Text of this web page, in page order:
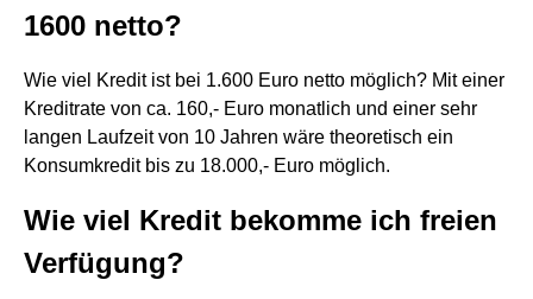
1600 netto?
Wie viel Kredit ist bei 1.600 Euro netto möglich? Mit einer
Kreditrate von ca. 160,- Euro monatlich und einer sehr
langen Laufzeit von 10 Jahren wäre theoretisch ein
Konsumkredit bis zu 18.000,- Euro möglich.
Wie viel Kredit bekomme ich freien
Verfügung?